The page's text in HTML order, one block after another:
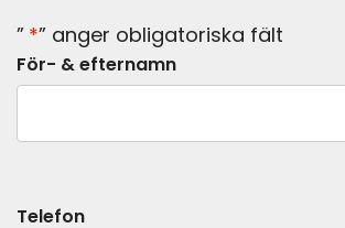
” *” anger obligatoriska fält
För- & efternamn
Telefon